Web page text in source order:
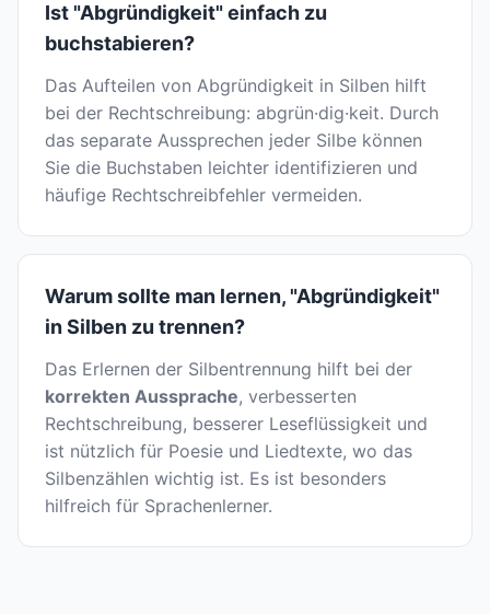
Ist "Abgründigkeit" einfach zu
buchstabieren?
Das Aufteilen von Abgründigkeit in Silben hilft
bei der Rechtschreibung: abgrün·dig·keit. Durch
das separate Aussprechen jeder Silbe können
Sie die Buchstaben leichter identifizieren und
häufige Rechtschreibfehler vermeiden.
Warum sollte man lernen, "Abgründigkeit"
in Silben zu trennen?
Das Erlernen der Silbentrennung hilft bei der
korrekten Aussprache, verbesserten
Rechtschreibung, besserer Leseflüssigkeit und
ist nützlich für Poesie und Liedtexte, wo das
Silbenzählen wichtig ist. Es ist besonders
hilfreich für Sprachenlerner.